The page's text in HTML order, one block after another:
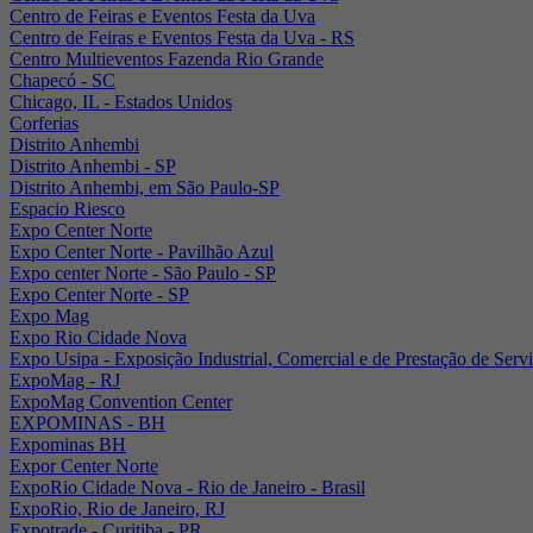
Centro de Feiras e Eventos Festa da Uva
Centro de Feiras e Eventos Festa da Uva - RS
Centro Multieventos Fazenda Rio Grande
Chapecó - SC
Chicago, IL - Estados Unidos
Corferias
Distrito Anhembi
Distrito Anhembi - SP
Distrito Anhembi, em São Paulo-SP
Espacio Riesco
Expo Center Norte
Expo Center Norte - Pavilhão Azul
Expo center Norte - São Paulo - SP
Expo Center Norte - SP
Expo Mag
Expo Rio Cidade Nova
Expo Usipa - Exposição Industrial, Comercial e de Prestação de
ExpoMag - RJ
ExpoMag Convention Center
EXPOMINAS - BH
Expominas BH
Expor Center Norte
ExpoRio Cidade Nova - Rio de Janeiro - Brasil
ExpoRio, Rio de Janeiro, RJ